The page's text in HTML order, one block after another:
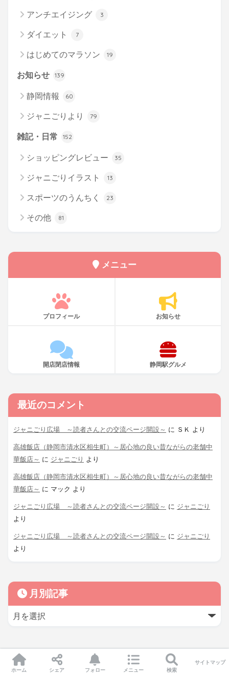
アンチエイジング 3
ダイエット 7
はじめてのマラソン 19
お知らせ 139
静岡情報 60
ジャニごりより 79
雑記・日常 152
ショッピングレビュー 35
ジャニごりイラスト 13
スポーツのうんちく 23
その他 81
メニュー
プロフィール お知らせ
開店閉店情報 静岡駅グルメ
最近のコメント
ジャニごり広場 ～読者さんとの交流ページ開設～ に ＳＫ より
高雄飯店（静岡市清水区相生町）～居心地の良い昔ながらの老舗中
華飯店～ に ジャニごり より
高雄飯店（静岡市清水区相生町）～居心地の良い昔ながらの老舗中
華飯店～ に マック より
ジャニごり広場 ～読者さんとの交流ページ開設～ に ジャニごり
より
ジャニごり広場 ～読者さんとの交流ページ開設～ に ジャニごり
より
月別記事
ホーム シェア フォロー メニュー 検索
サイトマップ